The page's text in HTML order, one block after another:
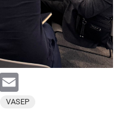
Viber
VASEP